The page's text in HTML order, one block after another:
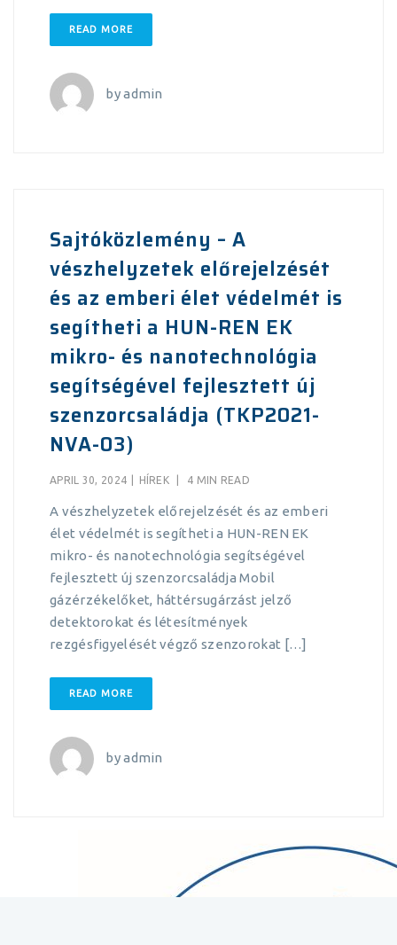
READ MORE
byadmin
Sajtóközlemény – A
vészhelyzetek előrejelzését
és az emberi élet védelmét is
segítheti a HUN-REN EK
mikro- és nanotechnológia
segítségével fejlesztett új
szenzorcsaládja (TKP2021-
NVA-03)
APRIL 30, 2024 HÍREK 4 MIN READ
A vészhelyzetek előrejelzését és az emberi
élet védelmét is segítheti a HUN-REN EK
mikro- és nanotechnológia segítségével
fejlesztett új szenzorcsaládja Mobil
gázérzékelőket, háttérsugárzást jelző
detektorokat és létesítmények
rezgésfigyelését végző szenzorokat […]
READ MORE
byadmin